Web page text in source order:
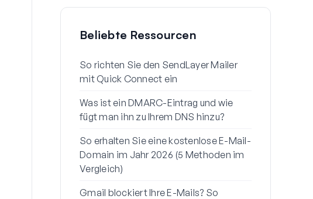
Beliebte Ressourcen
So richten Sie den SendLayer Mailer
mit Quick Connect ein
Was ist ein DMARC-Eintrag und wie
fügt man ihn zu Ihrem DNS hinzu?
So erhalten Sie eine kostenlose E-Mail-
Domain im Jahr 2026 (5 Methoden im
Vergleich)
Gmail blockiert Ihre E-Mails? So